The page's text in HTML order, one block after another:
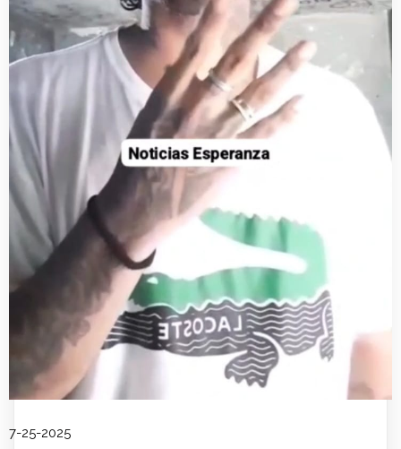
7-25-2025